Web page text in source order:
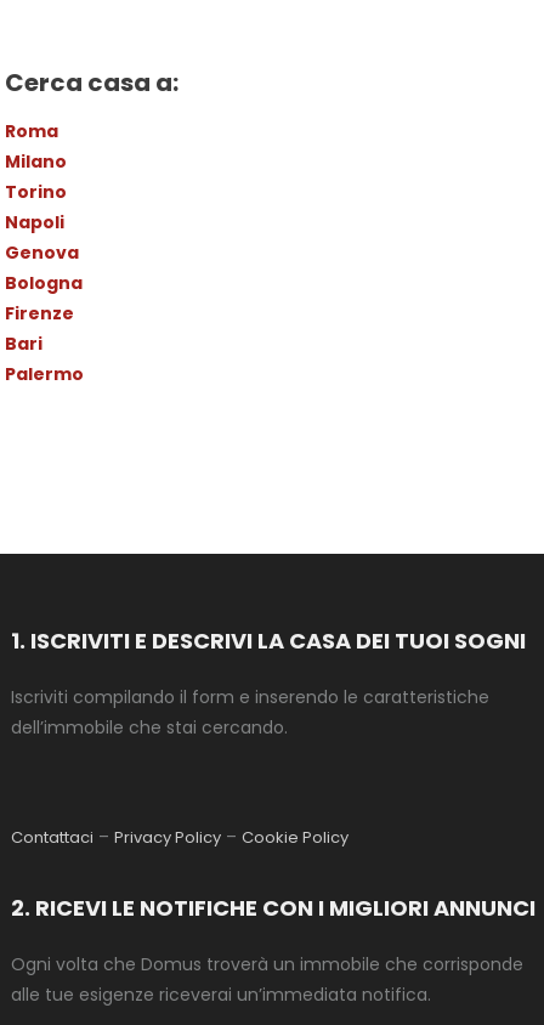
Cerca casa a:
Roma
Milano
Torino
Napoli
Genova
Bologna
Firenze
Bari
Palermo
1. ISCRIVITI E DESCRIVI LA CASA DEI TUOI SOGNI
Iscriviti compilando il form e inserendo le caratteristiche
dell’immobile che stai cercando.
Contattaci –Privacy Policy –Cookie Policy
2. RICEVI LE NOTIFICHE CON I MIGLIORI ANNUNCI
Ogni volta che Domus troverà un immobile che corrisponde
alle tue esigenze riceverai un’immediata notifica.